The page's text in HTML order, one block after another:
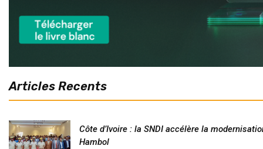
Articles Recents
Côte d’Ivoire : la SNDI accélère la
Hambol